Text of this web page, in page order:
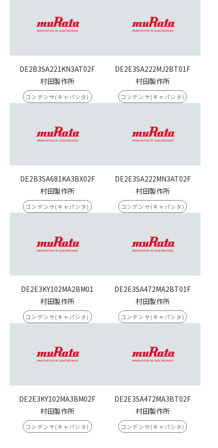
DE2B3SA221KN3AT02F
村田製作所
コンデンサ(キャパシタ)
DE2E3SA222MJ2BT01F
村田製作所
コンデンサ(キャパシタ)
DE2B3SA681KA3BX02F
村田製作所
コンデンサ(キャパシタ)
DE2E3SA222MN3AT02F
村田製作所
コンデンサ(キャパシタ)
DE2E3KY102MA2BM01
村田製作所
コンデンサ(キャパシタ)
DE2E3SA472MA2BT01F
村田製作所
コンデンサ(キャパシタ)
DE2E3KY102MA3BM02F
村田製作所
コンデンサ(キャパシタ)
DE2E3SA472MA3BT02F
村田製作所
コンデンサ(キャパシタ)